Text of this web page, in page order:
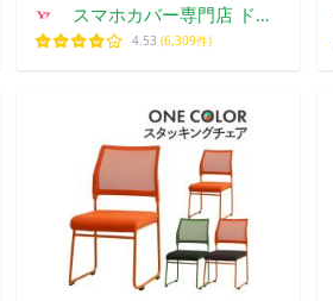
スマホカバー専門店 ドレ
スマ
4.53 (6,309件)